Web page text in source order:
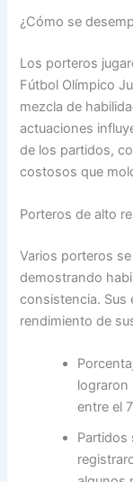
¿Cómo se
Los porteros
Fútbol Olímpico
mezcla de
actuaciones
de los partidos,
costosos que
Porteros de alto
Varios porteros
demostrando
consistencia. Sus
rendimiento de
lograron
entre el
Partidos